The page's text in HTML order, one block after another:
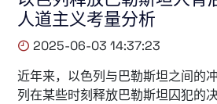
人道主义考量分析
2025-06-03 14:37:23
近年来，以色列与巴勒斯坦之间的
列在某些时刻释放巴勒斯坦囚犯的